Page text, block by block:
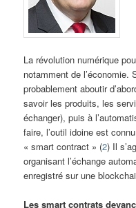
La révolution numérique
notamment de l’économie.
probablement aboutir
savoir les produits, les
échanger), puis à
faire, l’outil idoine est
« smart contract » (2) Il
organisant l’échange
enregistré sur une
Les smart contrats